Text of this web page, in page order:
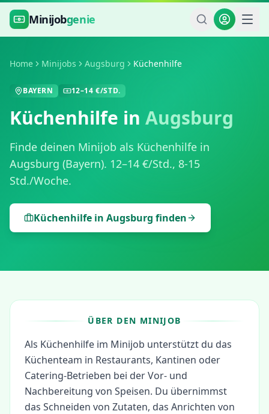
Zum Hauptinhalt springen
Minijobgenie
Home Minijobs Augsburg Küchenhilfe
BAYERN 12–14 €/STD.
Küchenhilfe in Augsburg
Finde deinen Minijob als Küchenhilfe in
Augsburg (Bayern). 12–14 €/Std., 8-15
Std./Woche.
Küchenhilfe in Augsburg finden
ÜBER DEN MINIJOB
Als Küchenhilfe im Minijob unterstützt du das
Küchenteam in Restaurants, Kantinen oder
Catering-Betrieben bei der Vor- und
Nachbereitung von Speisen. Du übernimmst
das Schneiden von Zutaten, das Anrichten von